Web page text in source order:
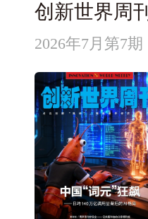
创新世界周刊
2026年7月第7期